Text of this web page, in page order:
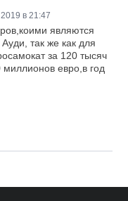
в 21:47
являются
так же как для
за 120 тысяч
миллионов евро,в год